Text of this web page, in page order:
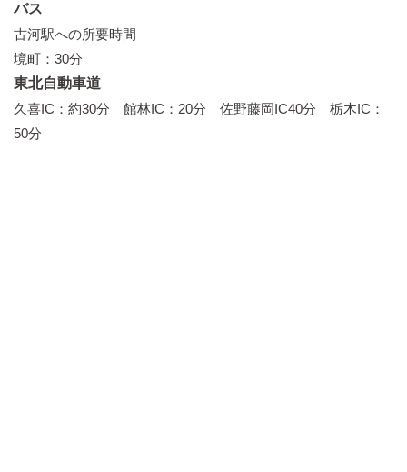
バス
古河駅への所要時間
境町：30分
東北自動車道
久喜IC：約30分 館林IC：20分 佐野藤岡IC40分 栃木IC：
50分